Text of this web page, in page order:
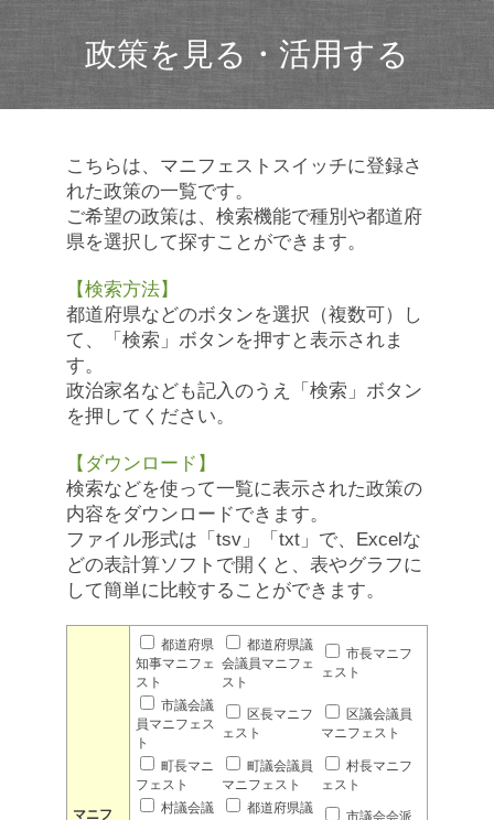
政策を見る・活用する
こちらは、マニフェストスイッチに登録さ
れた政策の一覧です。
ご希望の政策は、検索機能で種別や都道府
県を選択して探すことができます。
【検索方法】
都道府県などのボタンを選択（複数可）し
て、「検索」ボタンを押すと表示されま
す。
政治家名なども記入のうえ「検索」ボタン
を押してください。
【ダウンロード】
検索などを使って一覧に表示された政策の
内容をダウンロードできます。
ファイル形式は「tsv」「txt」で、Excelな
どの表計算ソフトで開くと、表やグラフに
して簡単に比較することができます。
マニフ
都道府県
知事マニフェ
スト
都道府県議
会議員マニフェ
スト
市長マニフ
ェスト
市議会議
員マニフェス
ト
区長マニフ
ェスト
区議会議員
マニフェスト
町長マニ
フェスト
町議会議員
マニフェスト
村長マニフ
ェスト
村議会議
都道府県議
市議会会派